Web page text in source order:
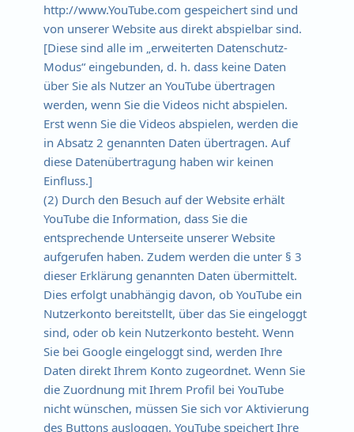
http://www.YouTube.com gespeichert sind und
von unserer Website aus direkt abspielbar sind.
[Diese sind alle im „erweiterten Datenschutz-
Modus“ eingebunden, d. h. dass keine Daten
über Sie als Nutzer an YouTube übertragen
werden, wenn Sie die Videos nicht abspielen.
Erst wenn Sie die Videos abspielen, werden die
in Absatz 2 genannten Daten übertragen. Auf
diese Datenübertragung haben wir keinen
Einfluss.]
(2) Durch den Besuch auf der Website erhält
YouTube die Information, dass Sie die
entsprechende Unterseite unserer Website
aufgerufen haben. Zudem werden die unter § 3
dieser Erklärung genannten Daten übermittelt.
Dies erfolgt unabhängig davon, ob YouTube ein
Nutzerkonto bereitstellt, über das Sie eingeloggt
sind, oder ob kein Nutzerkonto besteht. Wenn
Sie bei Google eingeloggt sind, werden Ihre
Daten direkt Ihrem Konto zugeordnet. Wenn Sie
die Zuordnung mit Ihrem Profil bei YouTube
nicht wünschen, müssen Sie sich vor Aktivierung
des Buttons ausloggen. YouTube speichert Ihre